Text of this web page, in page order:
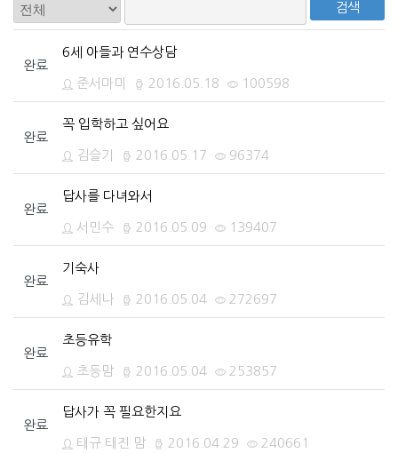
검색
완료
6세 아들과 연수상담
준서마미 2016.05.18 100598
완료
꼭 입학하고 싶어요
김슬기 2016.05.17 96374
완료
답사를 다녀와서
서민수 2016.05.09 139407
완료
기숙사
김세나 2016.05.04 272697
완료
초등유학
초등맘 2016.05.04 253857
완료
답사가 꼭 필요한지요
태규 태진 맘 2016.04.29 240661